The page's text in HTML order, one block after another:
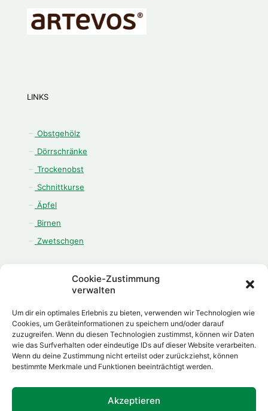
Cookie-Zustimmung
verwalten
Um dir ein optimales Erlebnis zu bieten, verwenden wir Technologien wie
Cookies, um Geräteinformationen zu speichern und/oder darauf
zuzugreifen. Wenn du diesen Technologien zustimmst, können wir Daten
wie das Surfverhalten oder eindeutige IDs auf dieser Website verarbeiten.
Wenn du deine Zustimmung nicht erteilst oder zurückziehst, können
bestimmte Merkmale und Funktionen beeinträchtigt werden.
Akzeptieren
LINKS
Obstgehölz
Dörrschränke
Trockenobst
Schnittkurse
Äpfel
Birnen
Zwetschgen
ÖFFNUNGSZEITEN
Montag - Freitag:
08.00 Uhr - 12.00 Uhr
13.00 Uhr - 18.00 Uhr
Samstag: